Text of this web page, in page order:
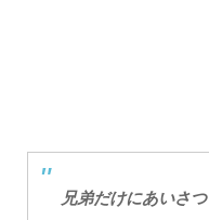
兄弟だけにあいさ